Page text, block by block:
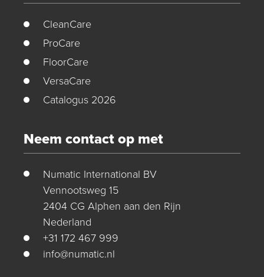
CleanCare
ProCare
FloorCare
VersaCare
Catalogus 2026
Neem contact op met
Numatic International BV
Vennootsweg 15
2404 CG Alphen aan den Rijn
Nederland
+31 172 467 999
info@numatic.nl